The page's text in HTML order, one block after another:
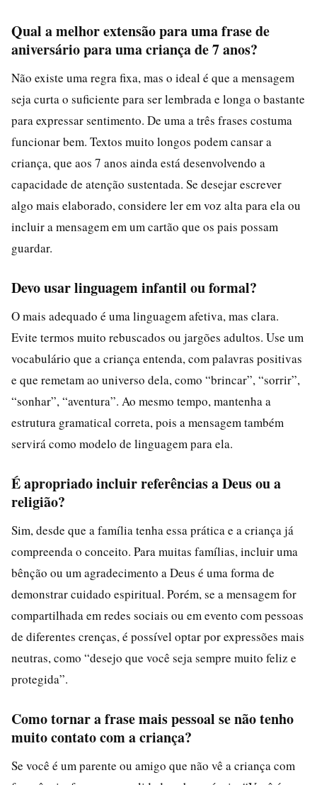
Qual a melhor extensão para uma frase de
aniversário para uma criança de 7 anos?
Não existe uma regra fixa, mas o ideal é que a mensagem
seja curta o suficiente para ser lembrada e longa o bastante
para expressar sentimento. De uma a três frases costuma
funcionar bem. Textos muito longos podem cansar a
criança, que aos 7 anos ainda está desenvolvendo a
capacidade de atenção sustentada. Se desejar escrever
algo mais elaborado, considere ler em voz alta para ela ou
incluir a mensagem em um cartão que os pais possam
guardar.
Devo usar linguagem infantil ou formal?
O mais adequado é uma linguagem afetiva, mas clara.
Evite termos muito rebuscados ou jargões adultos. Use um
vocabulário que a criança entenda, com palavras positivas
e que remetam ao universo dela, como “brincar”, “sorrir”,
“sonhar”, “aventura”. Ao mesmo tempo, mantenha a
estrutura gramatical correta, pois a mensagem também
servirá como modelo de linguagem para ela.
É apropriado incluir referências a Deus ou a
religião?
Sim, desde que a família tenha essa prática e a criança já
compreenda o conceito. Para muitas famílias, incluir uma
bênção ou um agradecimento a Deus é uma forma de
demonstrar cuidado espiritual. Porém, se a mensagem for
compartilhada em redes sociais ou em evento com pessoas
de diferentes crenças, é possível optar por expressões mais
neutras, como “desejo que você seja sempre muito feliz e
protegida”.
Como tornar a frase mais pessoal se não tenho
muito contato com a criança?
Se você é um parente ou amigo que não vê a criança com